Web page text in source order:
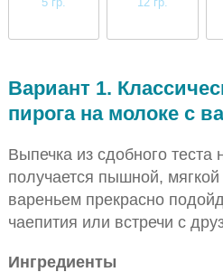
Вариант 1.
пирога на молоке с
Выпечка из сдобного теста
получается пышной,
вареньем прекрасно
чаепития или встречи с
Ингредиенты